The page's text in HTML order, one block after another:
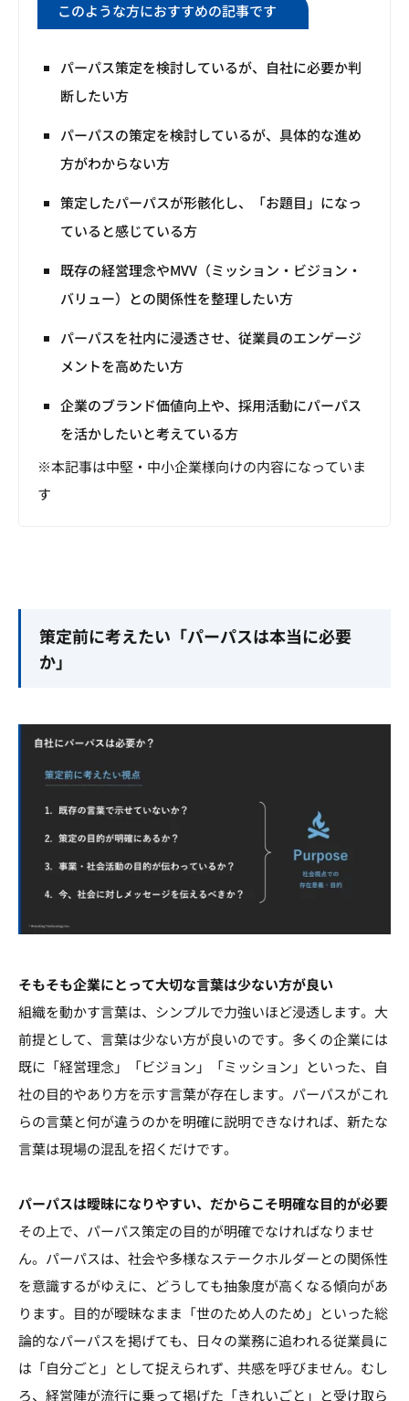
このような方におすすめの記事です
パーパス策定を検討しているが、自社に必要か判
断したい方
パーパスの策定を検討しているが、具体的な進め
方がわからない方
策定したパーパスが形骸化し、「お題目」になっ
ていると感じている方
既存の経営理念やMVV（ミッション・ビジョン・
バリュー）との関係性を整理したい方
パーパスを社内に浸透させ、従業員のエンゲージ
メントを高めたい方
企業のブランド価値向上や、採用活動にパーパス
を活かしたいと考えている方
※本記事は中堅・中小企業様向けの内容になっていま
す
策定前に考えたい「パーパスは本当に必要
か」
そもそも企業にとって大切な言葉は少ない方が良い
組織を動かす言葉は、シンプルで力強いほど浸透します。大
前提として、言葉は少ない方が良いのです。多くの企業には
既に「経営理念」「ビジョン」「ミッション」といった、自
社の目的やあり方を示す言葉が存在します。パーパスがこれ
らの言葉と何が違うのかを明確に説明できなければ、新たな
言葉は現場の混乱を招くだけです。
パーパスは曖昧になりやすい、だからこそ明確な目的が必要
その上で、パーパス策定の目的が明確でなければなりませ
ん。パーパスは、社会や多様なステークホルダーとの関係性
を意識するがゆえに、どうしても抽象度が高くなる傾向があ
ります。目的が曖昧なまま「世のため人のため」といった総
論的なパーパスを掲げても、日々の業務に追われる従業員に
は「自分ごと」として捉えられず、共感を呼びません。むし
ろ、経営陣が流行に乗って掲げた「きれいごと」と受け取ら